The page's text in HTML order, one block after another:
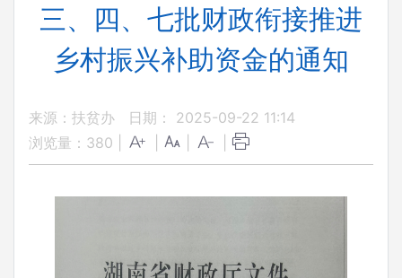
三、四、七批财政衔接推进
乡村振兴补助资金的通知
来源：扶贫办
日期： 2025-09-22 11:14
浏览量： 380